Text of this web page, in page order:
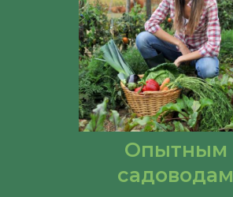
Опытным
садоводам